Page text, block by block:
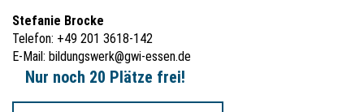
Stefanie Brocke
Telefon: +49 201 3618-142
E-Mail: bildungswerk@gwi-essen.de
Nur noch 20 Plätze frei!